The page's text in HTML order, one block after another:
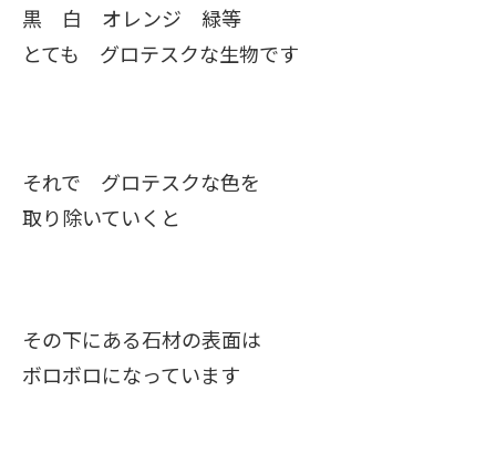
黒 白 オレンジ 緑等
とても グロテスクな生物です
それで グロテスクな色を
取り除いていくと
その下にある石材の表面は
ボロボロになっています